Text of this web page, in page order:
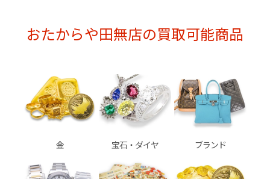
おたからや田無店の買取可能商品
金 宝石・ダイヤ ブランド